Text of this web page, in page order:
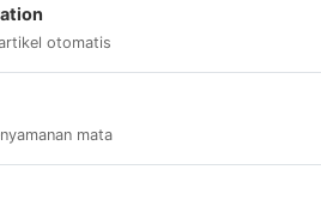
otomatis
mata